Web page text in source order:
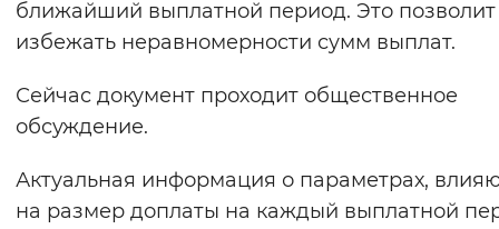
ближайший выплатной период. Это позволит
избежать неравномерности сумм выплат.
Сейчас документ проходит общественное
обсуждение.
Актуальная информация о параметрах,
на размер доплаты на каждый выплатной